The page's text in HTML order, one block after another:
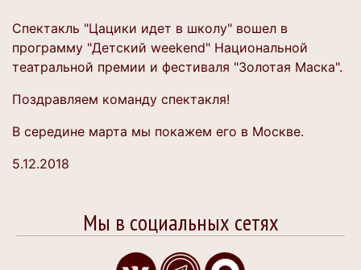
Спектакль "Цацики идет в школу" вошел в
программу "Детский weekend" Национальной
театральной премии и фестиваля "Золотая Маска".
Поздравляем команду спектакля!
В середине марта мы покажем его в Москве.
5.12.2018
Мы в социальных сетях